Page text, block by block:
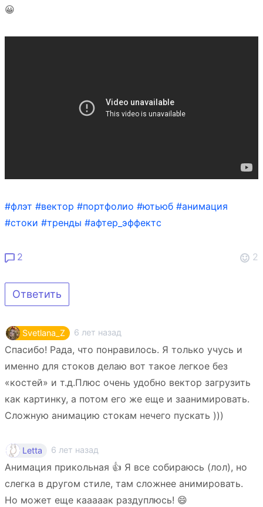
😀
#флэт #вектор #портфолио #ютьюб #анимация
#стоки #тренды #афтер_эффектс
2 2
Ответить
Svetlana_Z 6 лет назад
Спасибо! Рада, что понравилось. Я только учусь и
именно для стоков делаю вот такое легкое без
«костей» и т.д.Плюс очень удобно вектор загрузить
как картинку, а потом его же еще и заанимировать.
Сложную анимацию стокам нечего пускать )))
Letta 6 лет назад
Анимация прикольная 👍 Я все собираюсь (лол), но
слегка в другом стиле, там сложнее анимировать.
Но может еще кааааак раздуплюсь! 😄